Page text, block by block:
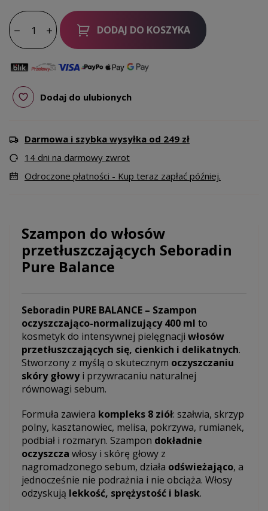
DODAJ DO KOSZYKA
Dodaj do ulubionych
Darmowa i szybka wysyłka od 249 zł
14 dni na darmowy zwrot
Odroczone płatności - Kup teraz zapłać później.
Szampon do włosów
przetłuszczających Seboradin
Pure Balance
Seboradin PURE BALANCE – Szampon
oczyszczająco-normalizujący 400 ml to
kosmetyk do intensywnej pielęgnacji włosów
przetłuszczających się, cienkich i delikatnych.
Stworzony z myślą o skutecznym oczyszczaniu
skóry głowyi przywracaniu naturalnej
równowagi sebum.
Formuła zawiera kompleks 8 ziół: szałwia, skrzyp
polny, kasztanowiec, melisa, pokrzywa, rumianek,
podbiał i rozmaryn. Szampon dokładnie
oczyszcza włosy i skórę głowy z
nagromadzonego sebum, działa odświeżająco, a
jednocześnie nie podrażnia i nie obciąża. Włosy
odzyskują lekkość, sprężystość i blask.